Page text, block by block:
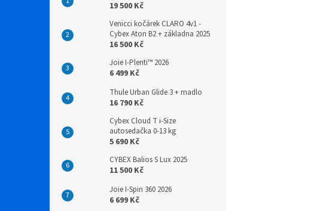
19 500 Kč
Venicci kočárek CLARO 4v1 -
Cybex Aton B2 + základna 2025
16 500 Kč
Joie I-Plenti™ 2026
6 499 Kč
Thule Urban Glide 3 + madlo
16 790 Kč
Cybex Cloud T i-Size
autosedačka 0-13 kg
5 690 Kč
CYBEX Balios S Lux 2025
11 500 Kč
Joie I-Spin 360 2026
6 699 Kč